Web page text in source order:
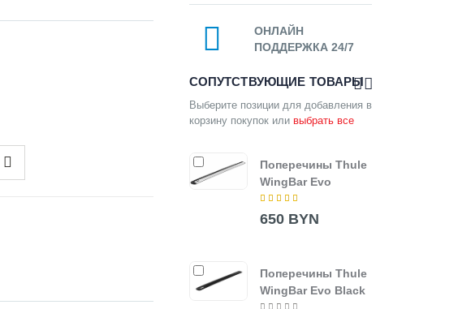
ОНЛАЙН
ПОДДЕРЖКА 24/7
СОПУТСТВУЮЩИЕ ТОВАРЫ
Выберите позиции для добавления в
корзину покупок или выбрать все
Поперечины Thule
WingBar Evo
650 BYN
Поперечины Thule
WingBar Evo Black